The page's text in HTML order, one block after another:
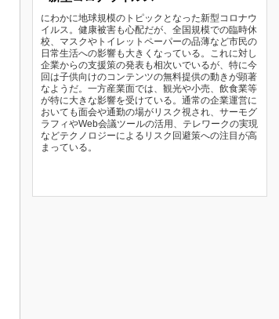
にわかに地球規模のトピックとなった新型コロナウ
イルス。健康被害も心配だが、全国規模での臨時休
校、マスクやトイレットペーパーの品薄など市民の
日常生活への影響も大きくなっている。これに対し
企業からの支援策の発表も相次いでいるが、特に今
回は子供向けのコンテンツの無料提供の動きが顕著
なようだ。一方産業面では、観光や小売、飲食業等
が特に大きな影響を受けている。通常の企業運営に
おいても面会や通勤の場がリスク視され、サーモグ
ラフィやWeb会議ツールの活用、テレワークの実現
などテクノロジーによるリスク回避策への注目が高
まっている。